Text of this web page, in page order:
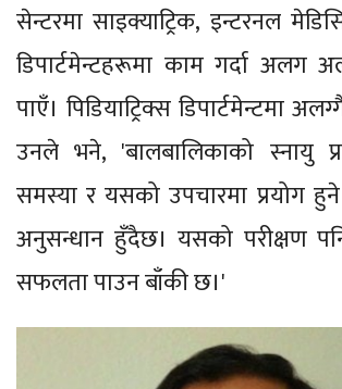
सेन्टरमा साइक्याट्रिक, इन्टरनल
डिपार्टमेन्टहरूमा काम गर्दा अलग
पाएँ। पिडियाट्रिक्स डिपार्टमेन्टमा
उनले भने, 'बालबालिकाको स्नायु
समस्या र यसको उपचारमा प्रयोग हुने
अनुसन्धान हुँदैछ। यसको परीक्षण
सफलता पाउन बाँकी छ।'